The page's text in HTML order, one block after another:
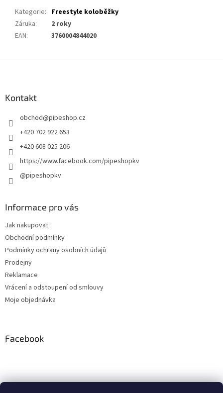
Kategorie: Freestyle koloběžky
Záruka:
2 roky
EAN: 3760004844020
Kontakt
obchod@pipeshop.cz
+420 702 922 653
+420 608 025 206
https://www.facebook.com/pipeshopkv
@pipeshopkv
Informace pro vás
Jak nakupovat
Obchodní podmínky
Podmínky ochrany osobních údajů
Prodejny
Reklamace
Vrácení a odstoupení od smlouvy
Moje objednávka
Facebook
Instagram